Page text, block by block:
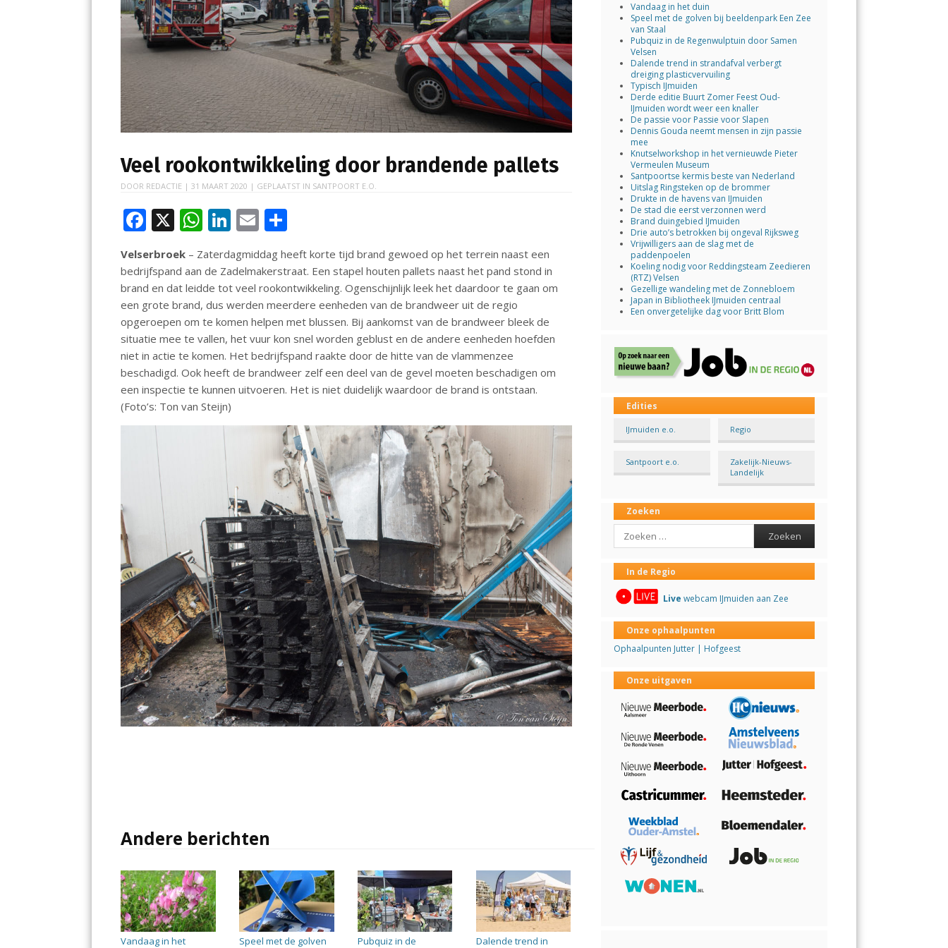
Veel rookontwikkeling door brandende pallets
DOOR REDACTIE |31 MAART 2020 | GEPLAATST IN SANTPOORT E.O.
F
ac
e
b
o
o
k
X W
h
at
s
A
p
p
Li
n
k
e
dI
n
E
m
ai
l
e
n
Velserbroek – Zaterdagmiddag heeft korte tijd brand gewoed op het terrein naast een
bedrijfspand aan de Zadelmakerstraat. Een stapel houten pallets naast het pand stond in
brand en dat leidde tot veel rookontwikkeling. Ogenschijnlijk leek het daardoor te gaan om
een grote brand, dus werden meerdere eenheden van de brandweer uit de regio
opgeroepen om te komen helpen met blussen. Bij aankomst van de brandweer bleek de
situatie mee te vallen, het vuur kon snel worden geblust en de andere eenheden hoefden
niet in actie te komen. Het bedrijfspand raakte door de hitte van de vlammenzee
beschadigd. Ook heeft de brandweer zelf een deel van de gevel moeten beschadigen om
een inspectie te kunnen uitvoeren. Het is niet duidelijk waardoor de brand is ontstaan.
(Foto’s: Ton van Steijn)
Andere berichten
Vandaag in het
Speel met de golven
Pubquiz in de
Dalende trend in
Vandaag in het duin
Speel met de golven bij beeldenpark Een Zee
van Staal
Pubquiz in de Regenwulptuin door Samen
Velsen
Dalende trend in strandafval verbergt
dreiging plasticvervuiling
Typisch IJmuiden
Derde editie Buurt Zomer Feest Oud-
IJmuiden wordt weer een knaller
De passie voor Passie voor Slapen
Dennis Gouda neemt mensen in zijn passie
mee
Knutselworkshop in het vernieuwde Pieter
Vermeulen Museum
Santpoortse kermis beste van Nederland
Uitslag Ringsteken op de brommer
Drukte in de havens van IJmuiden
De stad die eerst verzonnen werd
Brand duingebied IJmuiden
Drie auto’s betrokken bij ongeval Rijksweg
Vrijwilligers aan de slag met de
paddenpoelen
Koeling nodig voor Reddingsteam Zeedieren
(RTZ) Velsen
Gezellige wandeling met de Zonnebloem
Japan in Bibliotheek IJmuiden centraal
Een onvergetelijke dag voor Britt Blom
Edities
IJmuiden e.o. Regio
Santpoort e.o.
Zakelijk-Nieuws-
Landelijk
Zoeken
Search
In de Regio
Live webcam IJmuiden aan Zee
Onze ophaalpunten
Ophaalpunten Jutter | Hofgeest
Onze uitgaven